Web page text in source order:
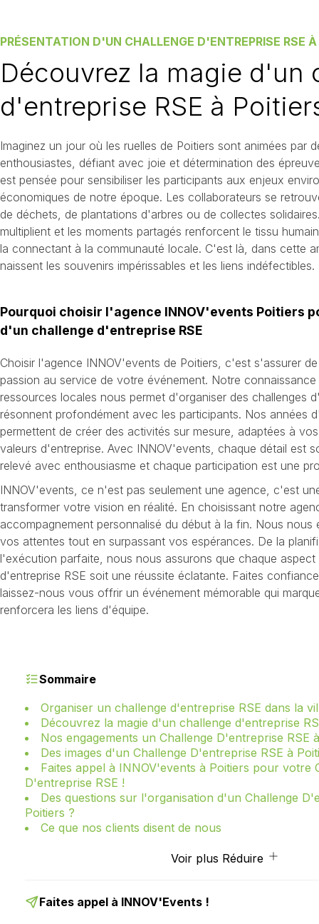
PRÉSENTATION D'UN CHALLENGE D'ENTREPRISE RSE
Découvrez la magie d'un
d'entreprise RSE à
Imaginez un jour où les ruelles de Poitiers sont animées par
enthousiastes, défiant avec joie et détermination des
est pensée pour sensibiliser les participants aux enjeux
économiques de notre époque. Les collaborateurs se
de déchets, de plantations d'arbres ou de collectes
multiplient et les moments partagés renforcent le tissu
la connectant à la communauté locale. C'est là, dans cette
naissent les souvenirs impérissables et les liens indéfectibles.
Pourquoi choisir l'agence INNOV'events Poitiers
d'un challenge d'entreprise RSE
Choisir l'agence INNOV'events de Poitiers, c'est s'assurer
passion au service de votre événement. Notre
ressources locales nous permet d'organiser des challenges
résonnent profondément avec les participants. Nos années
permettent de créer des activités sur mesure, adaptées à
valeurs d'entreprise. Avec INNOV'events, chaque détail est
relevé avec enthousiasme et chaque participation est une
INNOV'events, ce n'est pas seulement une agence, c'est
transformer votre vision en réalité. En choisissant notre
accompagnement personnalisé du début à la fin. Nous nous
vos attentes tout en surpassant vos espérances. De la
l'exécution parfaite, nous nous assurons que chaque
d'entreprise RSE soit une réussite éclatante. Faites
laissez-nous vous offrir un événement mémorable qui
renforcera les liens d'équipe.
Sommaire
Organiser un challenge d'entreprise RSE dans la
Découvrez la magie d'un challenge d'entreprise
Nos engagements un Challenge D'entreprise RSE
Des images d'un Challenge D'entreprise RSE à
Faites appel à INNOV'events à Poitiers pour votre
D'entreprise RSE !
Des questions sur l'organisation d'un Challenge
Poitiers ?
Ce que nos clients disent de nous
Voir plus Réduire
Faites appel à INNOV'Events !